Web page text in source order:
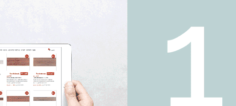
Porcelanato Rojo Mate
21X18.2Cm Piso Pared
U$S 31.93 / mt2
STRATFORD-RED-
HEX|0.43mts2